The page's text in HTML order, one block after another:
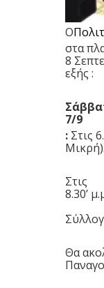
Ο
στα
8
εξής :
7/9
: Στις
Μικρή).
Στις
8.30’
Θα